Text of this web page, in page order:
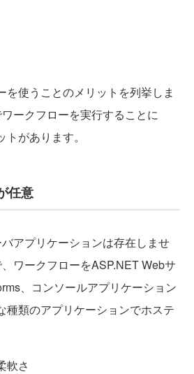
使うことのメリットを列挙しま
ークフローを実行することに
があります。
任意
アプリケーションは存在しませ
ワークフローをASP.NET Webサ
、コンソールアプリケーション
種類のアプリケーションでホステ
軟さ